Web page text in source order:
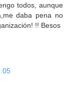
todos, aunque
daba pena no
!! Besos